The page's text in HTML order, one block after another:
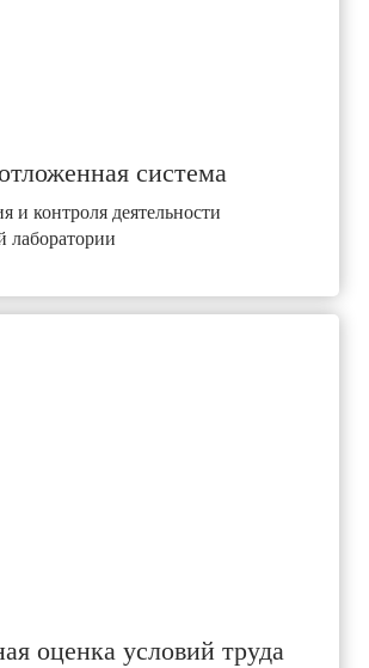
система
и контроля деятельности
лаборатории
оценка условий труда